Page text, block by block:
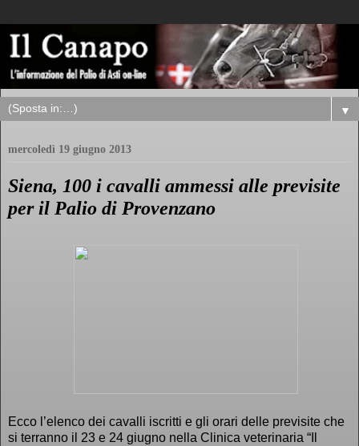
▼
mercoledì 19 giugno 2013
Siena, 100 i cavalli ammessi alle previsite
per il Palio di Provenzano
Ecco l’elenco dei cavalli iscritti e gli orari delle previsite che
si terranno il 23 e 24 giugno nella Clinica veterinaria “Il